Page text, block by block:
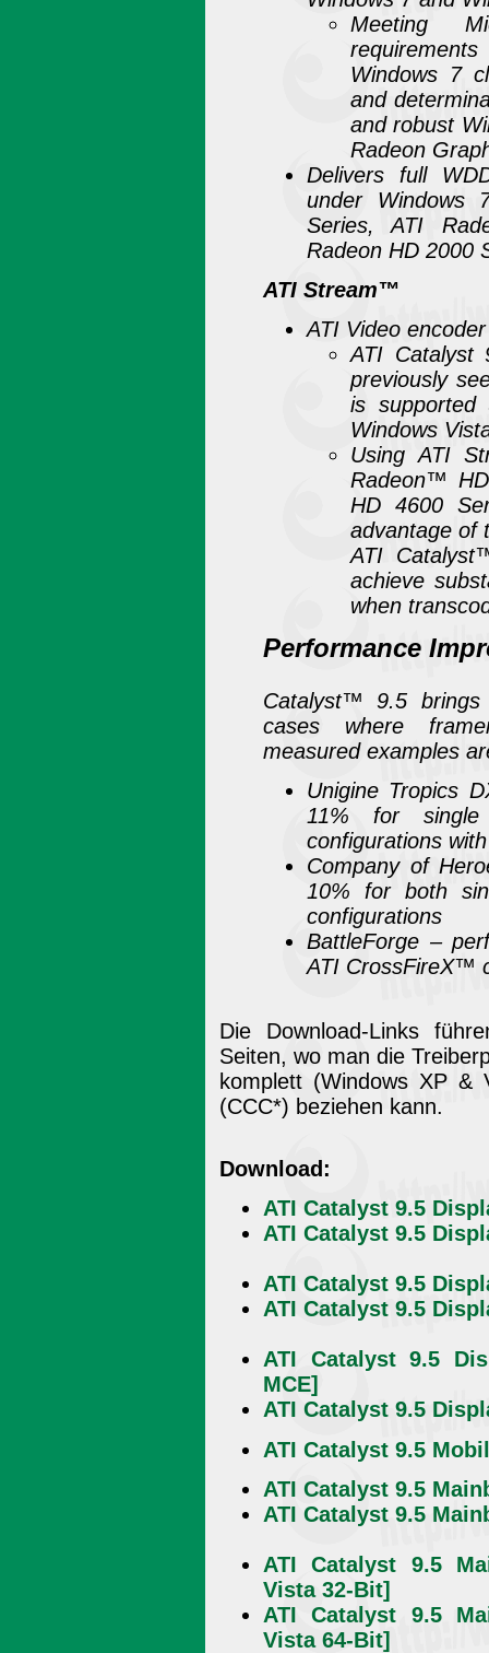
Meeting
Windows 7
and
and robust
Radeon
Delivers full
under Windows
Series, ATI
Radeon HD 2000
ATI Stream™
ATI Video
ATI Catalyst
previously
is supported
Windows
Using ATI
Radeon™
HD 4600
advantage of
ATI
achieve
when
Performance
Catalyst™ 9.5 brings
cases where
measured examples
Unigine Tropics
11% for
configurations
Company of
10% for both
configurations
BattleForge –
ATI CrossFireX™
Die Download-Links
Seiten, wo man die
komplett (Windows XP &
(CCC*) beziehen kann.
Download:
ATI Catalyst 9.5
ATI Catalyst 9.5
ATI Catalyst 9.5
ATI Catalyst 9.5
ATI Catalyst 9.5
MCE]
ATI Catalyst 9.5
ATI Catalyst 9.5
ATI Catalyst 9.5
ATI Catalyst 9.5
ATI Catalyst 9.5
Vista 32-Bit]
ATI Catalyst 9.5
Vista 64-Bit]